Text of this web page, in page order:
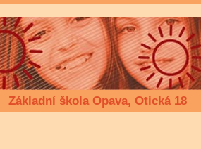
Základní škola Opava, Otická 18